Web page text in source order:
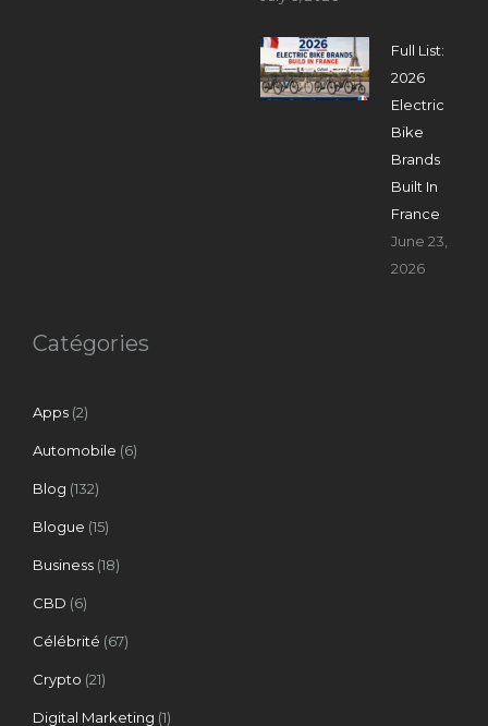
Full List:
2026
Electric
Bike
Brands
Built In
France
June 23,
2026
Catégories
Apps (2)
Automobile (6)
Blog (132)
Blogue (15)
Business (18)
CBD (6)
Célébrité (67)
Crypto (21)
Digital Marketing (1)